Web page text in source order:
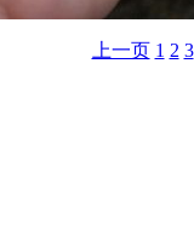
上一页 1 2 3